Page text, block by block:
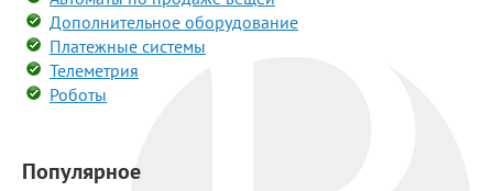
Дополнительное оборудование
Платежные системы
Телеметрия
Роботы
Популярное